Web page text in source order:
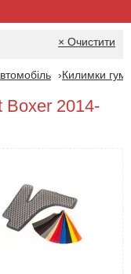
× Очистити
Килимки
Boxer 2014-